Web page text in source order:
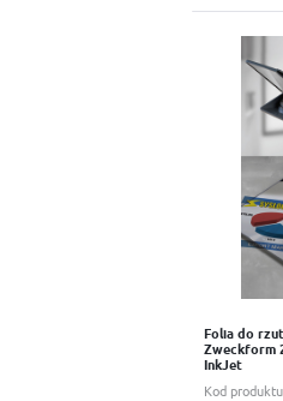
Kod
Folia do
Zweckform
InkJet
Do